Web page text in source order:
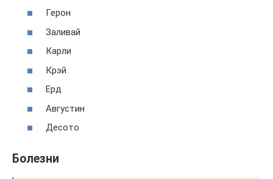
Герон
Заливай
Карли
Крэй
Ерд
Августин
Десото
Болезни